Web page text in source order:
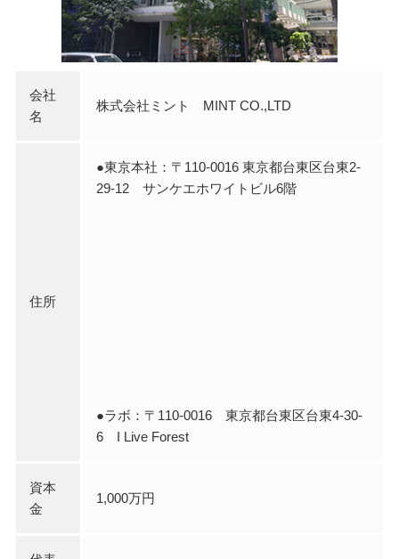
会社
名
株式会社ミント MINT CO.,LTD
住所
●東京本社：〒110-0016 東京都台東区台東2-
29-12 サンケエホワイトビル6階
●ラボ：〒110-0016 東京都台東区台東4-30-
6 I Live Forest
資本
金
1,000万円